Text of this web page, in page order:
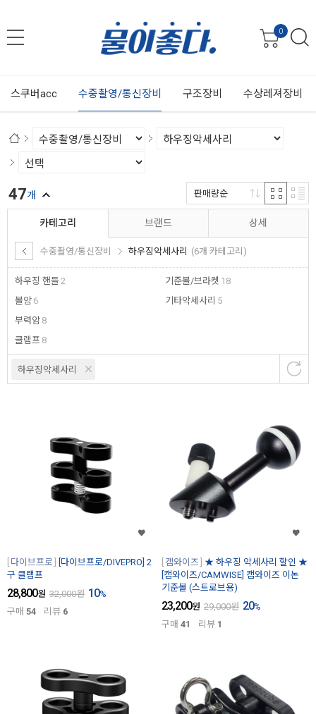
0
스쿠버acc 수중촬영/통신장비 구조장비 수상레져장비
카테고리
수중촬영/통신장비 하우징악세사리 (6개 카테고리)
하우징 핸들 2
볼암 6
부력암 8
클램프 8
기준볼/브라켓 18
기타악세사리 5
브랜드 상세
하우징악세사리
47개 판매량순
다이브프로
[다이브프로/DIVEPRO] 2
구 클램프
28,800원 32,000원 10%
구매 54 리뷰 6
캠와이즈 ★ 하우징 악세사리 할인 ★
[캠와이즈/CAMWISE] 캠와이즈 이논
기준볼 (스트로브용)
23,200원 29,000원 20%
구매 41 리뷰 1